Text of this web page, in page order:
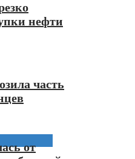
нефти
часть
от